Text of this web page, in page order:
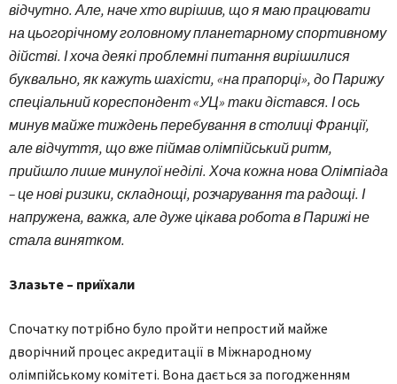
відчутно. Але, наче хто вирішив, що я маю працювати
на цьогорічному головному планетарному спортивному
дійстві. І хоча деякі проблемні питання вирішилися
буквально, як кажуть шахісти, «на прапорці», до Парижу
спеціальний кореспондент «УЦ» таки дістався. І ось
минув майже тиждень перебування в столиці Франції,
але відчуття, що вже піймав олімпійський ритм,
прийшло лише минулої неділі. Хоча кожна нова Олімпіада
– це нові ризики, складнощі, розчарування та радощі. І
напружена, важка, але дуже цікава робота в Парижі не
стала винятком.
Злазьте – приїхали
Спочатку потрібно було пройти непростий майже
дворічний процес акредитації в Міжнародному
олімпійському комітеті. Вона дається за погодженням